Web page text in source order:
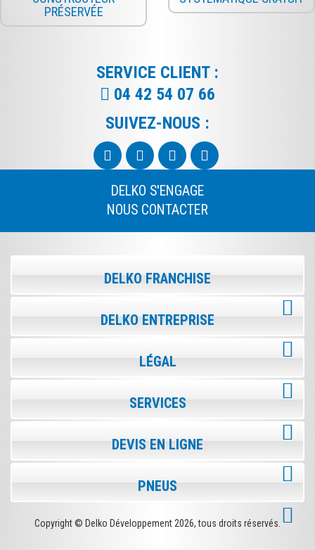
PRÉSERVÉE
SERVICE CLIENT :
04 42 54 07 66
SUIVEZ-NOUS :
DELKO S'ENGAGE
NOUS CONTACTER
DELKO FRANCHISE
DELKO ENTREPRISE
LÉGAL
SERVICES
DEVIS EN LIGNE
PNEUS
Copyright © Delko Développement 2026, tous droits réservés.